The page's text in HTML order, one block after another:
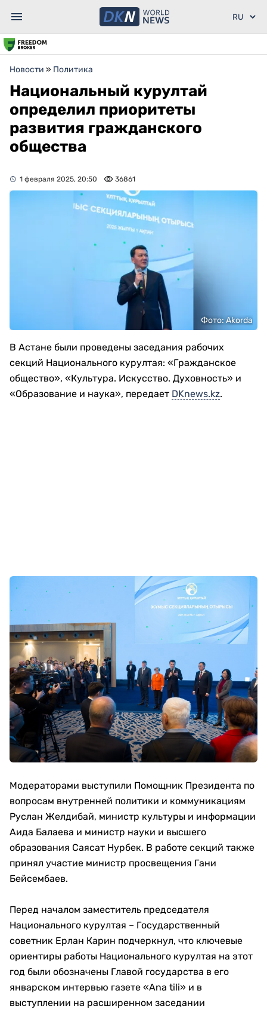
Новости » Политика
Национальный курултай
определил приоритеты
развития гражданского
общества
1 февраля 2025, 20:50 36861
Фото: Akorda
В Астане были проведены заседания рабочих
секций Национального курултая: «Гражданское
общество», «Культура. Искусство. Духовность» и
«Образование и наука», передает DKnews.kz.
Модераторами выступили Помощник Президента по
вопросам внутренней политики и коммуникациям
Руслан Желдибай, министр культуры и информации
Аида Балаева и министр науки и высшего
образования Саясат Нурбек. В работе секций также
принял участие министр просвещения Гани
Бейсембаев.
Перед началом заместитель председателя
Национального курултая – Государственный
советник Ерлан Карин подчеркнул, что ключевые
ориентиры работы Национального курултая на этот
год были обозначены Главой государства в его
январском интервью газете «Ana tili» и в
выступлении на расширенном заседании